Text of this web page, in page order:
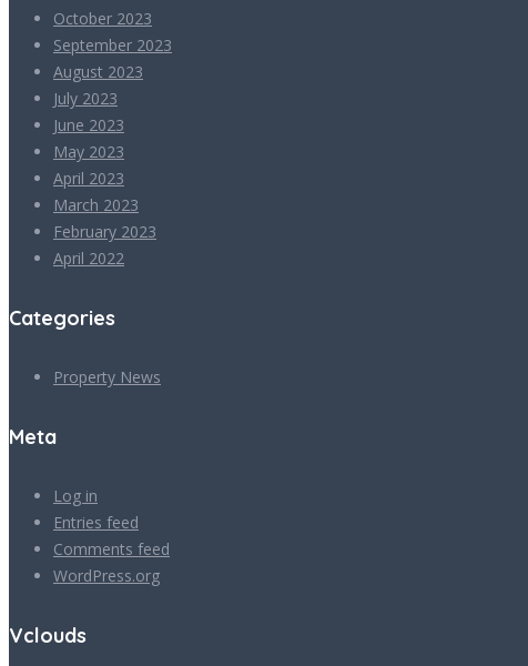
October 2023
September 2023
August 2023
July 2023
June 2023
May 2023
April 2023
March 2023
February 2023
April 2022
Categories
Property News
Meta
Log in
Entries feed
Comments feed
WordPress.org
Vclouds